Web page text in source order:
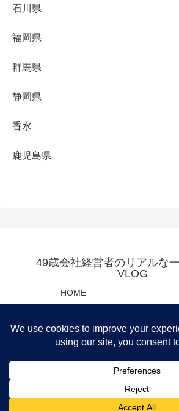
石川県
福岡県
群馬県
静岡県
香水
鹿児島県
49歳会社経営者のリアルな
VLOG
HOME
Privacy Policy
筆者おすすめ商品紹介